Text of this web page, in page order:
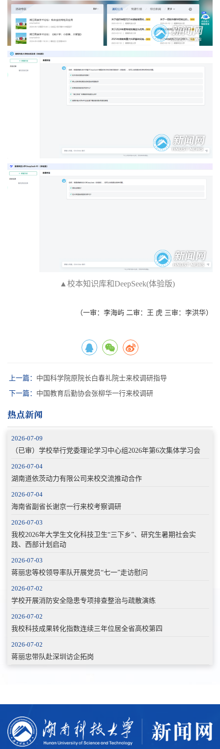
▲校本知识库和DeepSeek(体验版)
（一审：李海屿 二审：王 虎 三审：李洪华）
上一篇： 中国科学院原院长白春礼院士来校调研指导
下一篇： 中国教育后勤协会张柳华一行来校调研
热点新闻
2026-07-09
（已审）学校举行党委理论学习中心组2026年第6次集体学习会
2026-07-04
湖南道依茨动力有限公司来校交流推动合作
2026-07-04
海南省副省长谢京一行来校考察调研
2026-07-03
我校2026年大学生文化科技卫生“三下乡”、研究生暑期社会实
践、西部计划启动
2026-07-03
蒋丽忠等校领导率队开展党员“七一”走访慰问
2026-07-02
学校开展消防安全隐患专项排查整治与疏散演练
2026-07-02
我校科技成果转化指数连续三年位居全省高校第四
2026-07-02
蒋丽忠带队赴深圳访企拓岗